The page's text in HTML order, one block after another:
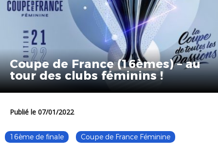
Coupe de France (16èmes) – au
tour des clubs féminins !
Publié le 07/01/2022
16ème de finale Coupe de France Féminine